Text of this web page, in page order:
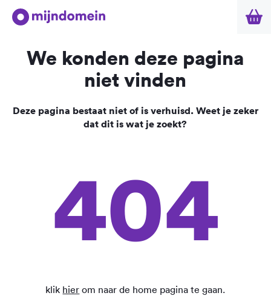
We konden deze pagina
niet vinden
Deze pagina bestaat niet of is verhuisd. Weet je zeker
dat dit is wat je zoekt?
404
klik hier om naar de home pagina te gaan.